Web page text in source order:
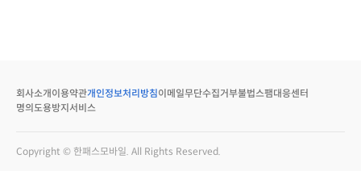
회사소개 이용약관개인정보처리방침이메일무단수집거부불법스팸대응센터
명의도용방지서비스
Copyright © 한패스모바일. All Rights Reserved.